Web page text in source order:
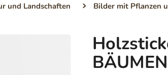
und Landschaften Bilder mit Pflanzen
BÄUMEN